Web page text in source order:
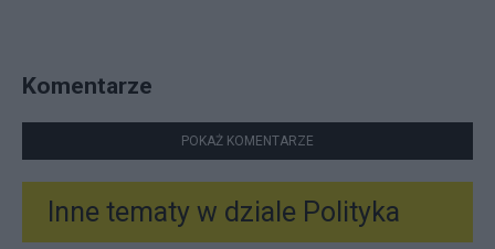
Komentarze
POKAŻ KOMENTARZE
Inne tematy w dziale Polityka